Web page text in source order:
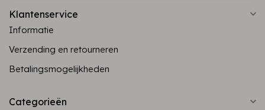
Klantenservice
Informatie
Verzending en retourneren
Betalingsmogelijkheden
Categorieën